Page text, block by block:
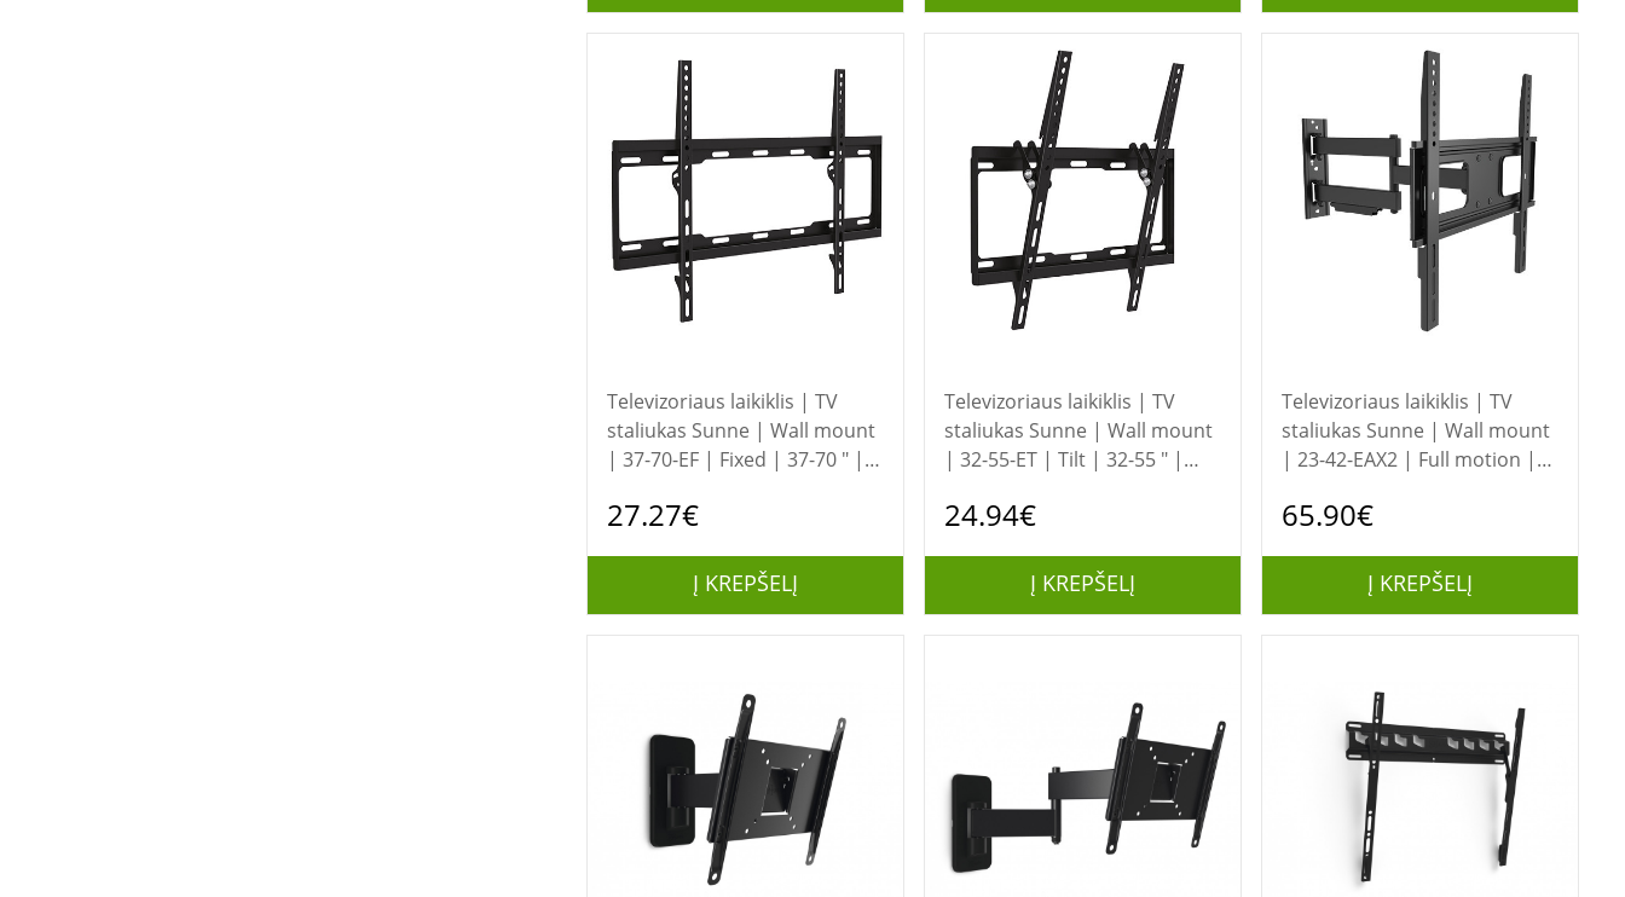
Televizoriaus laikiklis | TV
staliukas Sunne | Wall mount
| 37-70-EF | Fixed | 37-70 " |
kg | Black
27.27€
Į KREPŠELĮ
Televizoriaus laikiklis | TV
staliukas Sunne | Wall mount
| 32-55-ET | Tilt | 32-55 " |
kg | Black
24.94€
Į KREPŠELĮ
Televizoriaus laikiklis | TV
staliukas Sunne | Wall mount
| 23-42-EAX2 | Full motion |
(capacity) 50 kg | Black
65.90€
Į KREPŠELĮ